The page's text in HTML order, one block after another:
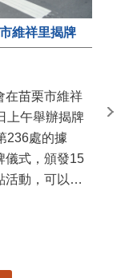
維祥里揭牌
在苗栗市維祥
上午舉辦揭牌
236處的據
儀式，頒發15
活動，可以更
苗